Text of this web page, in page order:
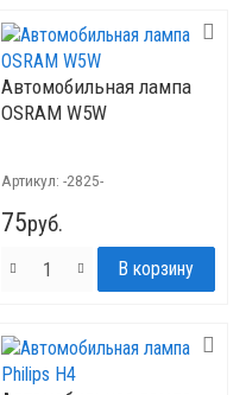
Автомобильная лампа
OSRAM W5W
Артикул: -2825-
75руб.